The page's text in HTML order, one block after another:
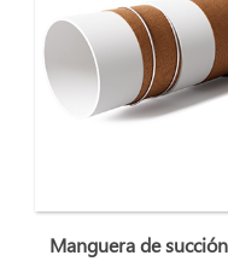
Manguera de